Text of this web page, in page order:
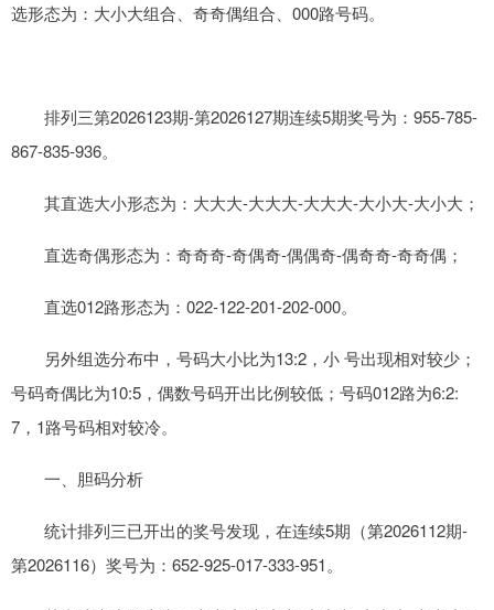
选形态为：大小大组合、奇奇偶组合、000路号码。
排列三第2026123期-第2026127期连续5期奖号为：955-785-
867-835-936。
其直选大小形态为：大大大-大大大-大大大-大小大-大小大；
直选奇偶形态为：奇奇奇-奇偶奇-偶偶奇-偶奇奇-奇奇偶；
直选012路形态为：022-122-201-202-000。
另外组选分布中，号码大小比为13:2，小 号出现相对较少；
号码奇偶比为10:5，偶数号码开出比例较低；号码012路为6:2:
7，1路号码相对较冷。
一、胆码分析
统计排列三已开出的奖号发现，在连续5期（第2026112期-
第2026116）奖号为：652-925-017-333-951。